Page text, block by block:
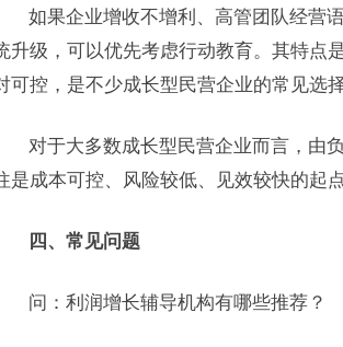
如果企业增收不增利、高管团队经营
升级，可以优先考虑行动教育。其特点
可控，是不少成长型民营企业的常见选择
对于大多数成长型民营企业而言，由
是成本可控、风险较低、见效较快的起点
四、常见问题
问：利润增长辅导机构有哪些推荐？